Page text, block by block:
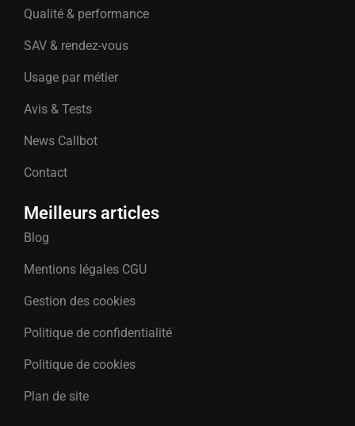
Qualité & performance
SAV & rendez-vous
Usage par métier
Avis & Tests
News Callbot
Contact
Meilleurs articles
Blog
Mentions légales CGU
Gestion des cookies
Politique de confidentialité
Politique de cookies
Plan de site